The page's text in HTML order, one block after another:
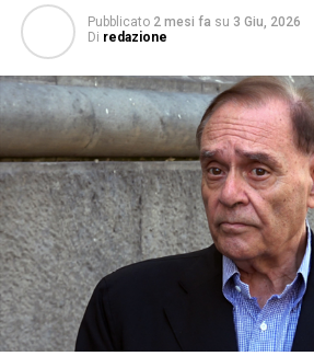
Pubblicato 2 mesi fa su 3 Giu, 2026
Di redazione